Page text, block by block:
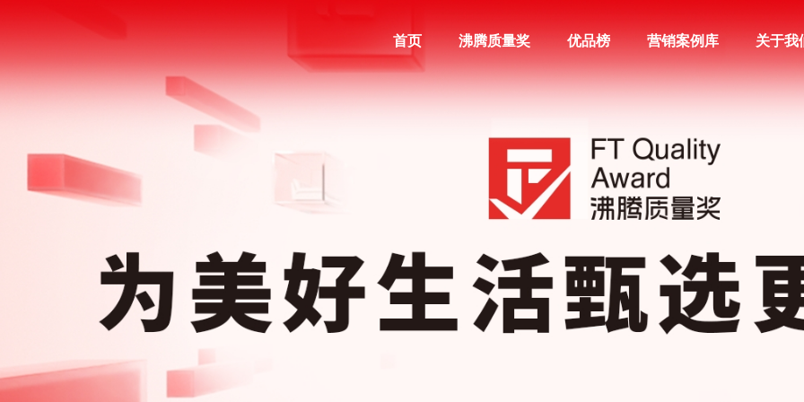
首页 沸腾质量奖 优品榜 营销案例库 关于我